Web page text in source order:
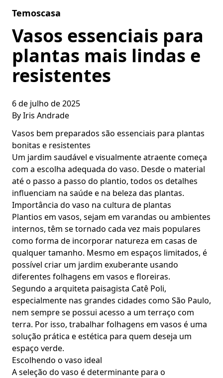
Temoscasa
Vasos essenciais para
plantas mais lindas e
resistentes
6 de julho de 2025
ByIris Andrade
Vasos bem preparados são essenciais para plantas
bonitas e resistentes
Um jardim saudável e visualmente atraente começa
com a escolha adequada do vaso. Desde o material
até o passo a passo do plantio, todos os detalhes
influenciam na saúde e na beleza das plantas.
Importância do vaso na cultura de plantas
Plantios em vasos, sejam em varandas ou ambientes
internos, têm se tornado cada vez mais populares
como forma de incorporar natureza em casas de
qualquer tamanho. Mesmo em espaços limitados, é
possível criar um jardim exuberante usando
diferentes folhagens em vasos e floreiras.
Segundo a arquiteta paisagista Catê Poli,
especialmente nas grandes cidades como São Paulo,
nem sempre se possui acesso a um terraço com
terra. Por isso, trabalhar folhagens em vasos é uma
solução prática e estética para quem deseja um
espaço verde.
Escolhendo o vaso ideal
A seleção do vaso é determinante para o